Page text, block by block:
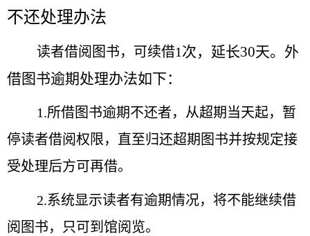
不还处理办法
读者借阅图书，可续借1次，延长30天。外
借图书逾期处理办法如下：
1.所借图书逾期不还者，从超期当天起，暂
停读者借阅权限，直至归还超期图书并按规定接
受处理后方可再借。
2.系统显示读者有逾期情况，将不能继续借
阅图书，只可到馆阅览。